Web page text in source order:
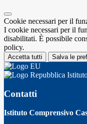
Cookie necessari per il
I cookie necessari per il
disabilitati. È possibile
policy.
Accetta tutti Salva le
Contatti
Istituto Comprensivo